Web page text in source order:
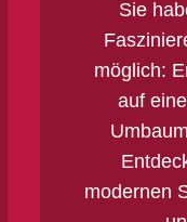
Sie
möglich:
auf
modernen